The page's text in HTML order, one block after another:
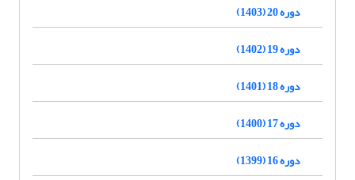
دوره 20 (1403)
دوره 19 (1402)
دوره 18 (1401)
دوره 17 (1400)
دوره 16 (1399)